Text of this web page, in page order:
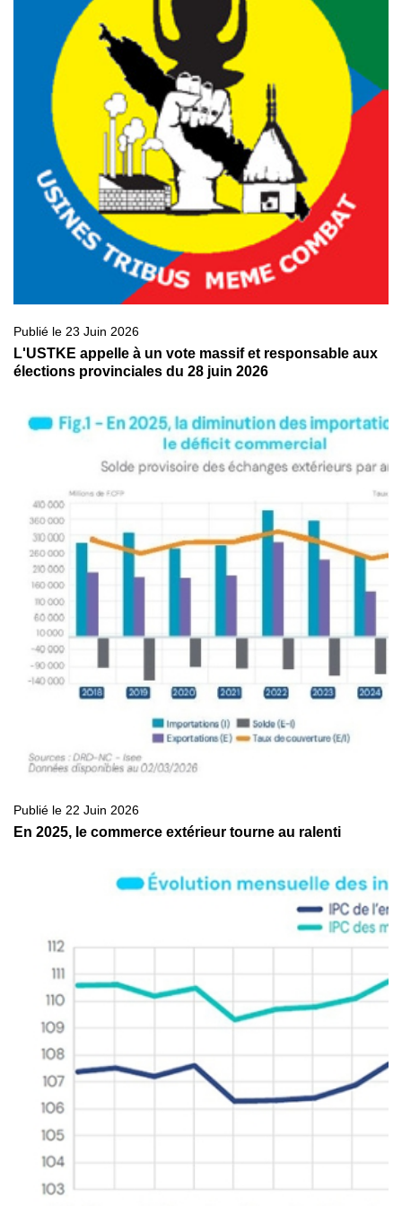
Publié le 23 Juin 2026
L'USTKE appelle à un vote massif et responsable aux
élections provinciales du 28 juin 2026
Publié le 22 Juin 2026
En 2025, le commerce extérieur tourne au ralenti